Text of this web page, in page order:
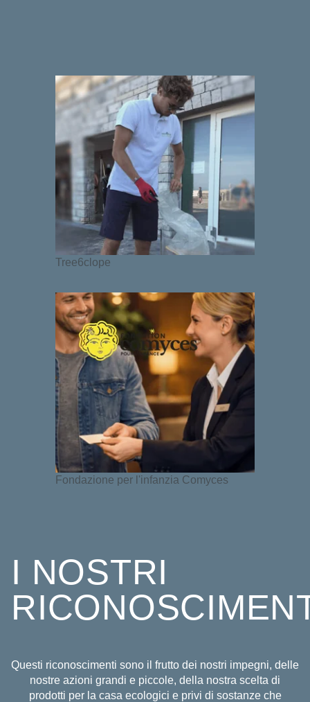
Tree6clope
Fondazione per l'infanzia Comyces
I NOSTRI
Questi riconoscimenti sono il frutto dei nostri impegni, delle
nostre azioni grandi e piccole, della nostra scelta di
prodotti per la casa ecologici e privi di sostanze che